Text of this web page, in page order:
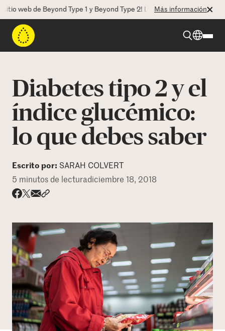
de Beyond Type 1 y Beyond Type 2! La CEO Deborah Dugan nos
Más información
Recursos
Programas
Quienes somos
DONAR
Diabetes tipo 2 y el
índice glucémico:
lo que debes saber
Escrito por: SARAH COLVERT
5 minutos de lecturadiciembre 18, 2018